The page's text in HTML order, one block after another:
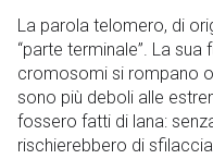
La parola telomero, di
“parte terminale”. La
cromosomi si rompano
sono più deboli alle
fossero fatti di lana:
rischierebbero di